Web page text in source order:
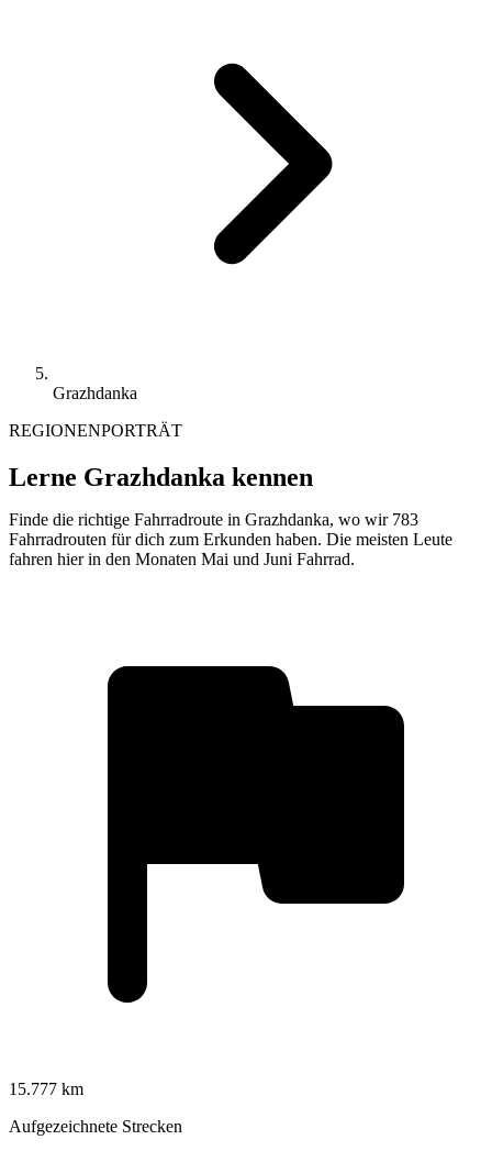
Grazhdanka
REGIONENPORTRÄT
Lerne Grazhdanka kennen
Finde die richtige Fahrradroute in Grazhdanka, wo wir 783
Fahrradrouten für dich zum Erkunden haben. Die meisten Leute
fahren hier in den Monaten Mai und Juni Fahrrad.
15.777 km
Aufgezeichnete Strecken